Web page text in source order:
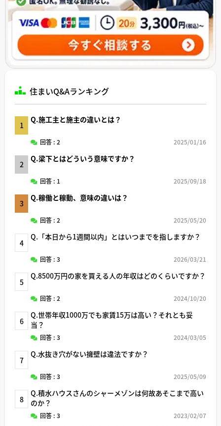
住まいQ&Aランキング
1
Q.施工主と施主の違いとは？
回答 : 2 2025/01/16
2
Q.梁下とはどういう意味ですか？
回答 : 1 2025/09/18
3
Q.稼働と稼動、意味の違いは？
回答 : 2 2025/05/20
4
Q.「本日から1週間以内」とはいつまでを指しますか？
回答 : 3 2026/03/21
5
Q.8500万円の家を買える人の年収はどのくらいですか？
回答 : 2 2024/10/20
6
Q.世帯年収1000万でも家賃15万は高い？それとも妥
当？
回答 : 3 2024/03/05
7
Q.水抜き穴がない擁壁は違法ですか？
回答 : 3 2025/05/09
8
Q.積水ハウスさんのシャーメゾンは何故あそこまで高い
のか？
回答 : 3 2023/02/07